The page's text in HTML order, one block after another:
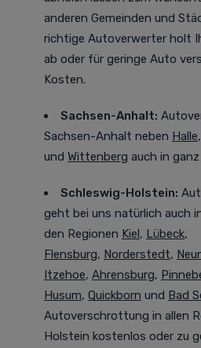
anderen Gemeinden und
richtige Autoverwerter holt
ab oder für geringe Auto
Kosten.
Sachsen-Anhalt:
Sachsen-Anhalt neben Halle,
und Wittenberg auch in
Schleswig-Holstein:
geht bei uns natürlich auch
den Regionen Kiel, Lübeck,
Flensburg, Norderstedt,
Itzehoe, Ahrensburg,
Husum, Quickborn und Bad
Autoverschrottung in allen
Holstein kostenlos oder zu